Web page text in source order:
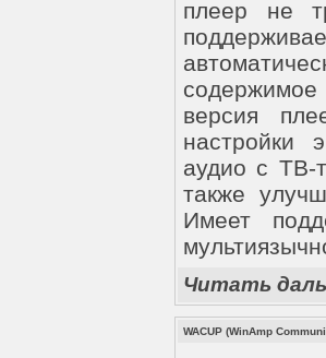
плеер не
версия
настройки
аудио с ТВ-
также
Имеет
Читать
WACUP (WinAmp